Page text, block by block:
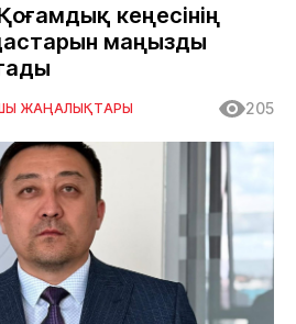
кеңесінің
маңызды
ЖАҢАЛЫҚТАРЫ 205